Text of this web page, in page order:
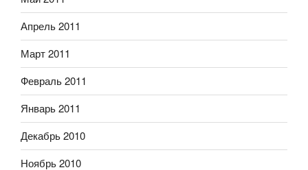
Апрель 2011
Март 2011
Февраль 2011
Январь 2011
Декабрь 2010
Ноябрь 2010